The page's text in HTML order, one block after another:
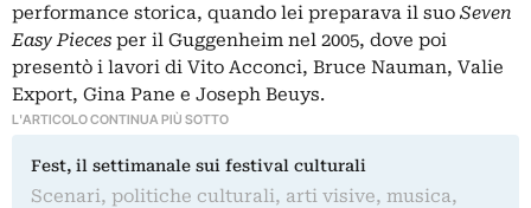
performance storica, quando lei preparava il suo Seven
Easy Pieces per il Guggenheim nel 2005, dove poi
presentò i lavori di Vito Acconci, Bruce Nauman, Valie
Export, Gina Pane e Joseph Beuys.
L'ARTICOLO CONTINUA PIÙ SOTTO
Fest, il settimanale sui festival culturali
Scenari, politiche culturali, arti visive, musica,